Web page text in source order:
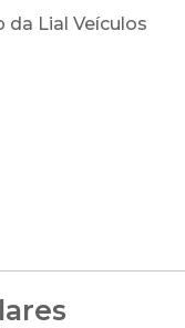
Lial Veículos